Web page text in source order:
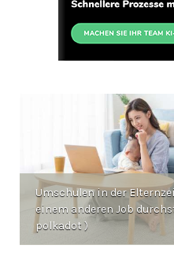
Umschulen in der
einem anderen Job
polkadot )